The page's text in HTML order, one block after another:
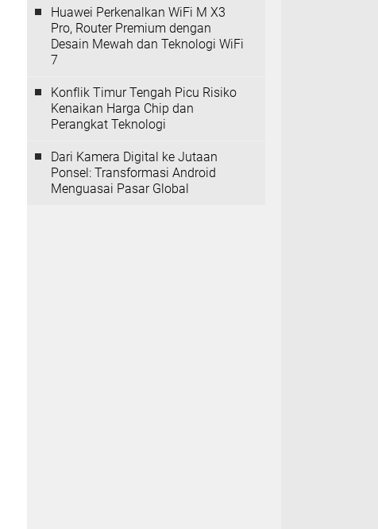
Huawei Perkenalkan WiFi M X3
Pro, Router Premium dengan
Desain Mewah dan Teknologi WiFi
7
Konflik Timur Tengah Picu Risiko
Kenaikan Harga Chip dan
Perangkat Teknologi
Dari Kamera Digital ke Jutaan
Ponsel: Transformasi Android
Menguasai Pasar Global